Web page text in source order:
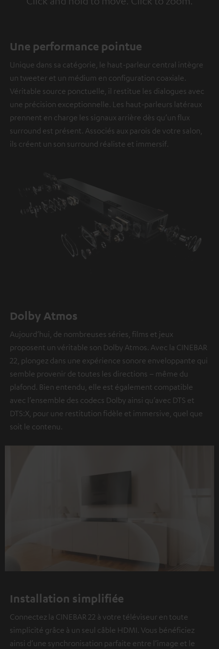
Une performance pointue
Unique dans sa catégorie, le haut-parleur central intègre
un tweeter et un médium en configuration coaxiale.
Véritable source ponctuelle, il restitue les dialogues avec
une précision exceptionnelle. Les haut-parleurs latéraux
prennent en charge les signaux arrière dès qu’un flux
surround est présent. Associés aux parois de votre salon,
ils créent un son surround réaliste et immersif.
Dolby Atmos
Aujourd’hui, de nombreuses séries, films et jeux
proposent un véritable son Dolby Atmos. Avec la CINEBAR
22, plongez dans une expérience sonore enveloppante qui
semble provenir de toutes les directions – même du
plafond. Bien entendu, elle est également compatible
avec l’ensemble des codecs Dolby ainsi qu’avec DTS et
DTS:X, pour une restitution fidèle et immersive, quel que
soit le contenu.
Installation simplifiée
Connectez la CINEBAR 22 à votre téléviseur en toute
simplicité grâce à un seul câble HDMI. Vous bénéficiez
ainsi d’une synchronisation parfaite entre l’image et le